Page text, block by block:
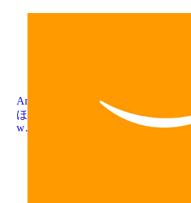
Amazon
ほし
い物
www.amazon.co.jp